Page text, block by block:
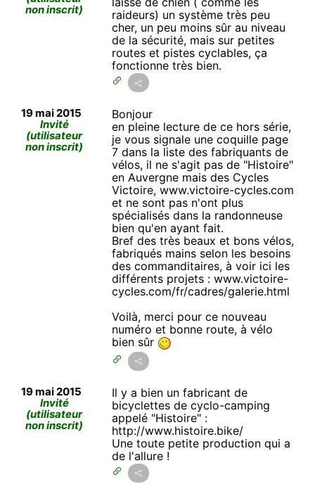
non inscrit)
raideurs) un système très peu
cher, un peu moins sûr au niveau
de la sécurité, mais sur petites
routes et pistes cyclables, ça
fonctionne très bien.
19 mai 2015
Invité
(utilisateur
non inscrit)
Bonjour
en pleine lecture de ce hors série,
je vous signale une coquille page
7 dans la liste des fabriquants de
vélos, il ne s'agit pas de "Histoire"
en Auvergne mais des Cycles
Victoire, www.victoire-cycles.com
et ne sont pas n'ont plus
spécialisés dans la randonneuse
bien qu'en ayant fait.
Bref des très beaux et bons vélos,
fabriqués mains selon les besoins
des commanditaires, à voir ici les
différents projets : www.victoire-
cycles.com/fr/cadres/galerie.html
Voilà, merci pour ce nouveau
numéro et bonne route, à vélo
bien sûr
19 mai 2015
Invité
(utilisateur
non inscrit)
Il y a bien un fabricant de
bicyclettes de cyclo-camping
appelé "Histoire" :
http://www.histoire.bike/
Une toute petite production qui a
de l'allure !